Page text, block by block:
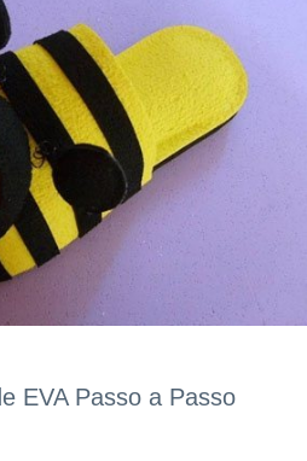
EVA Passo a Passo